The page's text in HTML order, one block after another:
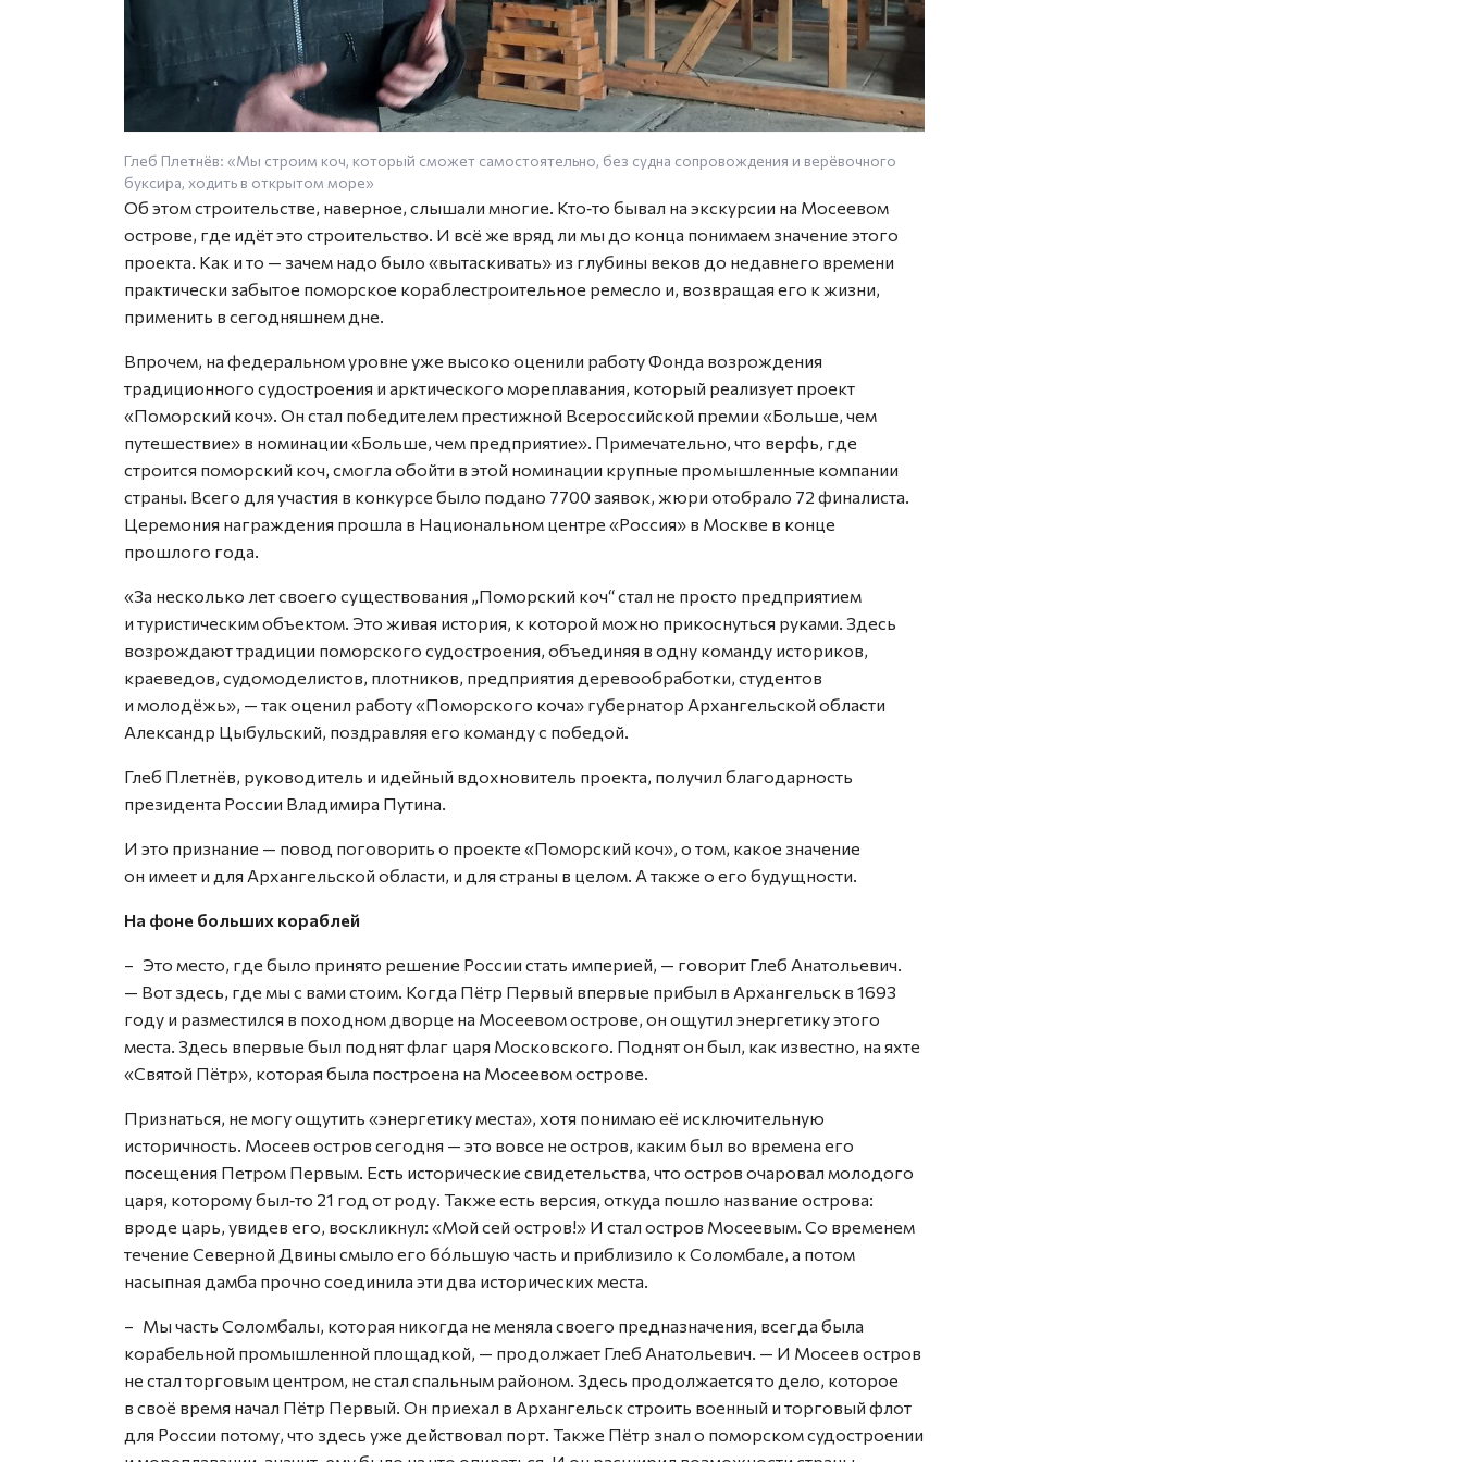
Глеб Плетнёв: «Мы строим коч, который сможет самостоятельно, без судна сопровождения и верёвочного
буксира, ходить в открытом море»
Об этом строительстве, наверное, слышали многие. Кто‑то бывал на экскурсии на Мосеевом
острове, где идёт это строительство. И всё же вряд ли мы до конца понимаем значение этого
проекта. Как и то — зачем надо было «вытаскивать» из глубины веков до недавнего времени
практически забытое поморское кораблестроительное ремесло и, возвращая его к жизни,
применить в сегодняшнем дне.
Впрочем, на федеральном уровне уже высоко оценили работу Фонда возрождения
традиционного судостроения и арктического мореплавания, который реализует проект
«Поморский коч». Он стал победителем престижной Всероссийской премии «Больше, чем
путешествие» в номинации «Больше, чем предприятие». Примечательно, что верфь, где
строится поморский коч, смогла обойти в этой номинации крупные промышленные компании
страны. Всего для участия в конкурсе было подано 7700 заявок, жюри отобрало 72 финалиста.
Церемония награждения прошла в Национальном центре «Россия» в Москве в конце
прошлого года.
«За несколько лет своего существования „Поморский коч“ стал не просто предприятием
и туристическим объектом. Это живая история, к которой можно прикоснуться руками. Здесь
возрождают традиции поморского судостроения, объединяя в одну команду историков,
краеведов, судомоделистов, плотников, предприятия деревообработки, студентов
и молодёжь», — так оценил работу «Поморского коча» губернатор Архангельской области
Александр Цыбульский, поздравляя его команду с победой.
Глеб Плетнёв, руководитель и идейный вдохновитель проекта, получил благодарность
президента России Владимира Путина.
И это признание — повод поговорить о проекте «Поморский коч», о том, какое значение
он имеет и для Архангельской области, и для страны в целом. А также о его будущности.
На фоне больших кораблей
– Это место, где было принято решение России стать империей, — говорит Глеб Анатольевич.
— Вот здесь, где мы с вами стоим. Когда Пётр Первый впервые прибыл в Архангельск в 1693
году и разместился в походном дворце на Мосеевом острове, он ощутил энергетику этого
места. Здесь впервые был поднят флаг царя Московского. Поднят он был, как известно, на яхте
«Святой Пётр», которая была построена на Мосеевом острове.
Признаться, не могу ощутить «энергетику места», хотя понимаю её исключительную
историчность. Мосеев остров сегодня — это вовсе не остров, каким был во времена его
посещения Пет­ром Первым. Есть исторические свидетельства, что остров очаровал молодого
царя, которому был‑то 21 год от роду. Также есть версия, откуда пошло название острова:
вроде царь, увидев его, воскликнул: «Мой сей остров!» И стал остров Мосеевым. Со временем
течение Северной Двины смыло его бóльшую часть и приблизило к Соломбале, а потом
насыпная дамба прочно соединила эти два исторических места.
– Мы часть Соломбалы, которая никогда не меняла своего предназначения, всегда была
корабельной промышленной площадкой, — продолжает Глеб Анатольевич. — И Мосеев остров
не стал торговым центром, не стал спальным районом. Здесь продолжается то дело, которое
в своё время начал Пётр Первый. Он приехал в Архангельск строить военный и торговый флот
для России потому, что здесь уже действовал порт. Также Пётр знал о поморском судостроении